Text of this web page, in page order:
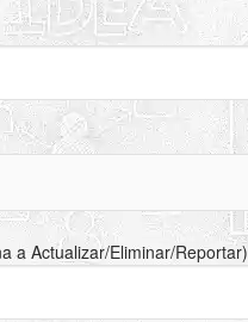
a Actualizar/Eliminar/Reportar)